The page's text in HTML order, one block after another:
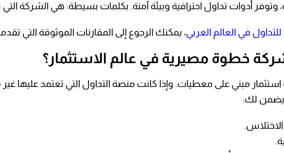
أدوات تداول احترافية وبيئة آمنة. بكلمات بسيطة: هي الشركة
في العالم العربي، يمكنك الرجوع إلى المقارنات الموثوقة التي
خطوة مصيرية في عالم الاستثمار؟
مبني على معطيات. وإذا كانت منصة التداول التي تعتمد عليها
يضمن لك: